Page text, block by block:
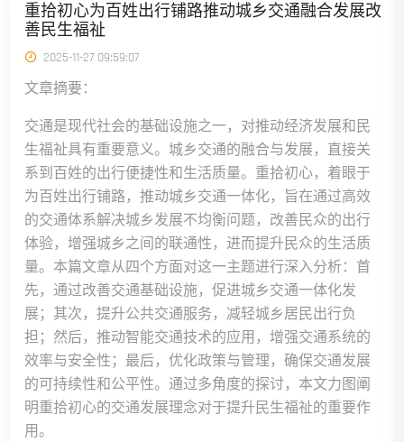
重拾初心为百姓出行铺路推动城乡交通融合发展改
善民生福祉
2025-11-27 09:59:07
文章摘要：
交通是现代社会的基础设施之一，对推动经济发展和民
生福祉具有重要意义。城乡交通的融合与发展，直接关
系到百姓的出行便捷性和生活质量。重拾初心，着眼于
为百姓出行铺路，推动城乡交通一体化，旨在通过高效
的交通体系解决城乡发展不均衡问题，改善民众的出行
体验，增强城乡之间的联通性，进而提升民众的生活质
量。本篇文章从四个方面对这一主题进行深入分析：首
先，通过改善交通基础设施，促进城乡交通一体化发
展；其次，提升公共交通服务，减轻城乡居民出行负
担；然后，推动智能交通技术的应用，增强交通系统的
效率与安全性；最后，优化政策与管理，确保交通发展
的可持续性和公平性。通过多角度的探讨，本文力图阐
明重拾初心的交通发展理念对于提升民生福祉的重要作
用。